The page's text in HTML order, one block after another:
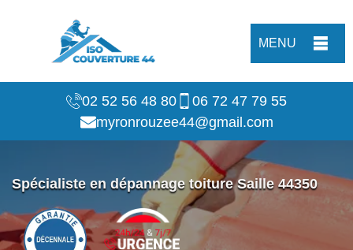
MENU
02 52 56 48 80
06 72 47 79 55
myronrouzee44@gmail.com
Spécialiste en dépannage toiture Saille 44350